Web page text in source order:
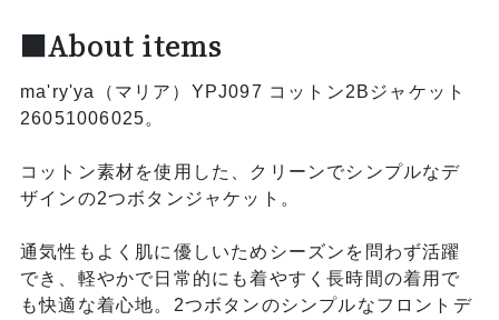
■About items
ma'ry'ya（マリア）YPJ097 コットン2Bジャケット
26051006025。
コットン素材を使用した、クリーンでシンプルなデ
ザインの2つボタンジャケット。
通気性もよく肌に優しいためシーズンを問わず活躍
でき、軽やかで日常的にも着やすく長時間の着用で
も快適な着心地。2つボタンのシンプルなフロントデ